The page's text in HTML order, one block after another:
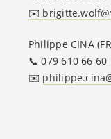
✉️
Philippe CINA
📞 079 610 66 60
✉️